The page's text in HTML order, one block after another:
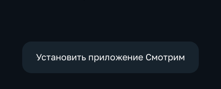
Установить приложение Смотрим